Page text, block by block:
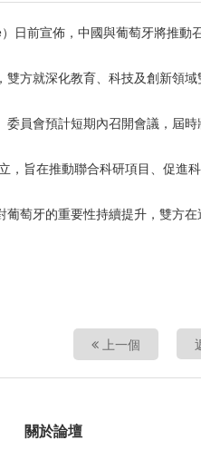
日前宣佈，中國與葡萄牙將推
方就深化教育、科技及創新領
員會預計短期內召開會議，屆時
旨在推動聯合科研項目、促進
萄牙的重要性持續提升，雙方在
上一個
關於論壇